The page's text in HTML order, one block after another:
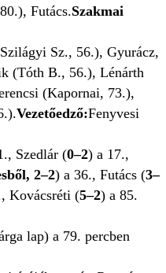
Futács.Szakmai
Sz., 56.), Gyurácz,
(Tóth B., 56.), Lénárth
(Kapornai, 73.),
Vezetőedző:Fenyvesi
Szedlár (0–2) a 17.,
2–2) a 36., Futács (3–
Kovácsréti (5–2) a 85.
lap) a 79. percben